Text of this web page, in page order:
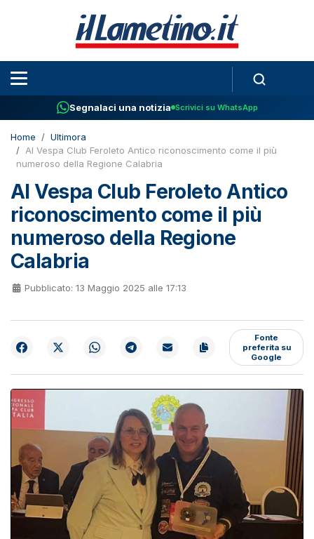
Segnalaci una notizia Scrivici su WhatsApp
Home
Ultimora
Al Vespa Club Feroleto Antico riconoscimento come il più
numeroso della Regione Calabria
Al Vespa Club Feroleto Antico
riconoscimento come il più
numeroso della Regione
Calabria
Pubblicato: 13 Maggio 2025 alle 17:13
Fonte
preferita su
Google